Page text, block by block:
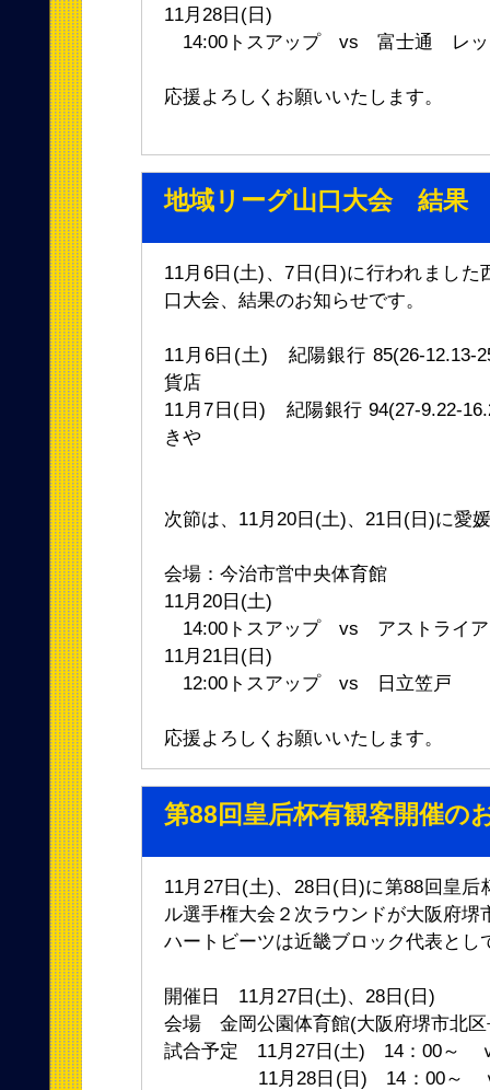
11月28日(日)
14:00トスアップ vs 富士通 レッ
応援よろしくお願いいたします。
地域リーグ山口大会 結果
11月6日(土)、7日(日)に行われました
口大会、結果のお知らせです。
11月6日(土) 紀陽銀行 85(26-12.13-
貨店
11月7日(日) 紀陽銀行 94(27-9.22-
きや
次節は、11月20日(土)、21日(日)に愛
会場：今治市営中央体育館
11月20日(土)
14:00トスアップ vs アストライア
11月21日(日)
12:00トスアップ vs 日立笠戸
応援よろしくお願いいたします。
第88回皇后杯有観客開催の
11月27日(土)、28日(日)に第88回皇
ル選手権大会２次ラウンドが大阪府堺
ハートビーツは近畿ブロック代表とし
開催日 11月27日(土)、28日(日)
会場 金岡公園体育館(大阪府堺市北区
試合予定 11月27日(土) 14：00～
11月28日(日) 14：00～ ｖｓ